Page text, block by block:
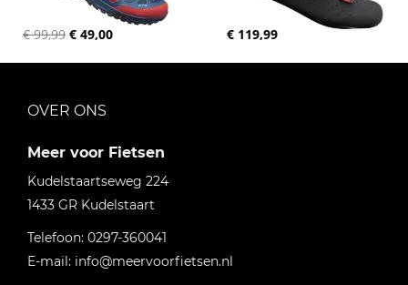
€ 99,99 € 49,00 € 119,99
OVER ONS
Meer voor Fietsen
Kudelstaartseweg 224
1433 GR Kudelstaart
Telefoon: 0297-360041
E-mail: info@meervoorfietsen.nl